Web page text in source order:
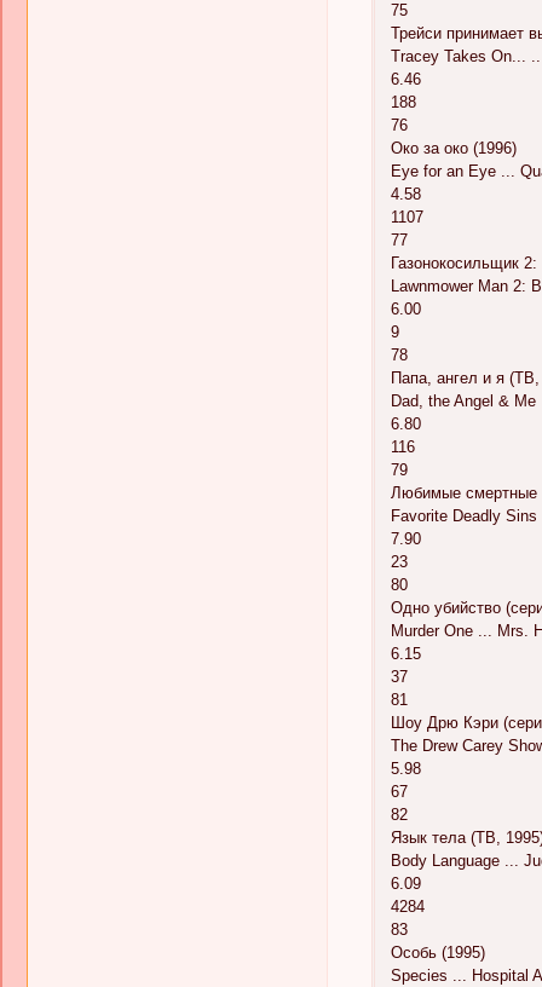
75
Трейси принимает
Tracey Takes On...
6.46
188
76
Око за око (1996)
Eye for an Eye ...
4.58
1107
77
Газонокосильщик
Lawnmower Man 2:
6.00
9
78
Папа, ангел и я
Dad, the Angel &
6.80
116
79
Любимые смертные
Favorite Deadly
7.90
23
80
Одно убийство
Murder One ... Mrs.
6.15
37
81
Шоу Дрю Кэри
The Drew Carey
5.98
67
82
Язык тела (ТВ,
Body Language ...
6.09
4284
83
Особь (1995)
Species ... Hospital